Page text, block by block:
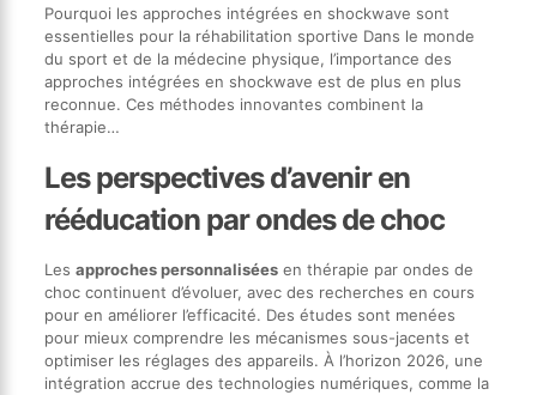
Pourquoi les approches intégrées en shockwave sont
essentielles pour la réhabilitation sportive Dans le monde
du sport et de la médecine physique, l’importance des
approches intégrées en shockwave est de plus en plus
reconnue. Ces méthodes innovantes combinent la
thérapie…
Les perspectives d’avenir en
rééducation par ondes de choc
Les approches personnaliséesen thérapie par ondes de
choc continuent d’évoluer, avec des recherches en cours
pour en améliorer l’efficacité. Des études sont menées
pour mieux comprendre les mécanismes sous-jacents et
optimiser les réglages des appareils. À l’horizon 2026, une
intégration accrue des technologies numériques, comme la